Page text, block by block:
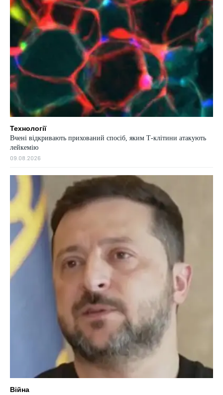
Технології
Вчені відкривають прихований спосіб, яким Т-клітини атакують
лейкемію
09.08.2026
Війна